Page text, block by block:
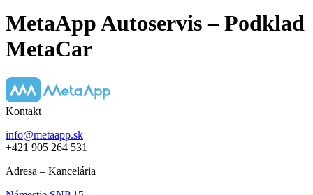
MetaApp Autoservis – Podklad
MetaCar
Kontakt
info@metaapp.sk
+421 905 264 531
Adresa – Kancelária